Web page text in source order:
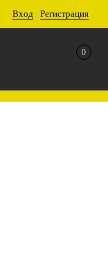
Вход Регистрация
0